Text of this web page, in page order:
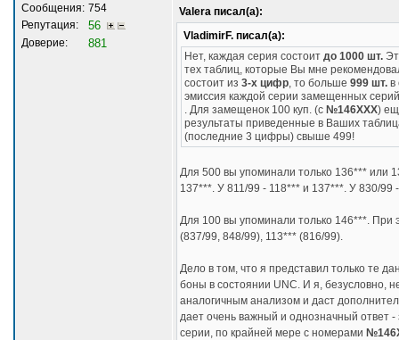
Сообщения: 754
Репутация:
56
Доверие: 881
Valera писал(а):
VladimirF. писал(а):
Нет, каждая серия состоит до 1000 шт.
тех таблиц, которые Вы мне
состоит из 3-х цифр , то больше 999 шт. в
эмиссия каждой серии замещенных
. Для замещенок 100 куп. (с №146ХХХ)
результаты приведенные в Ваших
(последние 3 цифры) свыше 499!
Для 500 вы упоминали только 136*** или
137***. У 811/99 - 118*** и 137***. У 830/
Для 100 вы упоминали только 146***. При
(837/99, 848/99), 113*** (816/99).
Дело в том, что я представил только те
боны в состоянии UNC. И я, безусловно,
аналогичным анализом и даст
дает очень важный и однозначный
серии, по крайней мере с номерами